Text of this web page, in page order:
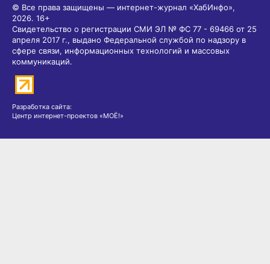
© Все права защищены — интернет-журнал «ХабИнфо»,
2026. 16+
Свидетельство о регистрации СМИ ЭЛ № ФС 77 - 69466 от 25
апреля 2017 г., выдано Федеральной службой по надзору в
сфере связи, информационных технологий и массовых
коммуникаций.
Разработка сайта:
Центр интернет-проектов «МОЁ!»